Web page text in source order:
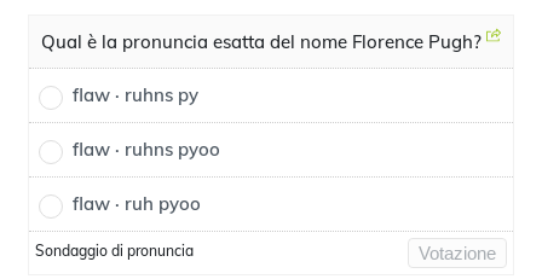
Qual è la pronuncia esatta del nome Florence Pugh?
flaw · ruhns py
flaw · ruhns pyoo
flaw · ruh pyoo
Sondaggio di pronuncia Votazione